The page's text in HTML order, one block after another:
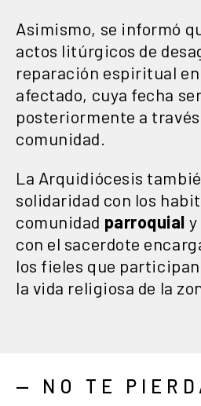
Asimismo, se informó
actos litúrgicos de
reparación espiritual
afectado, cuya fecha
posteriormente a
comunidad.
La Arquidiócesis
solidaridad con los
comunidad parroquial
con el sacerdote
los fieles que
la vida religiosa de la
— NO TE